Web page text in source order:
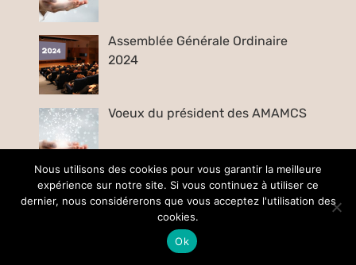
Assemblée Générale Ordinaire
2024
Voeux du président des AMAMCS
Visitez le site du Mamcs
Nous utilisons des cookies pour vous garantir la meilleure
expérience sur notre site. Si vous continuez à utiliser ce
dernier, nous considérerons que vous acceptez l'utilisation des
cookies.
Ok